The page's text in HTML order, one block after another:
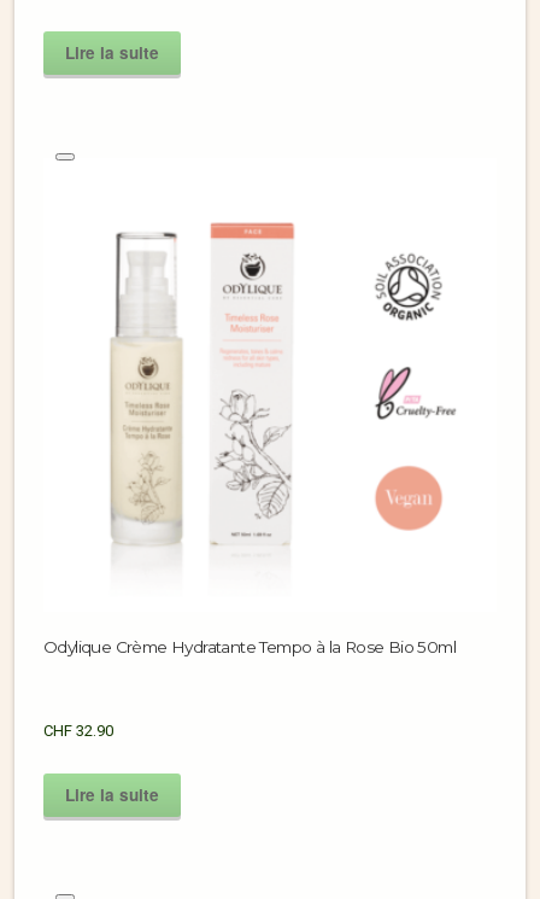
Lire la suite
Odylique Crème Hydratante Tempo à la Rose Bio 50ml
CHF 32.90
Lire la suite